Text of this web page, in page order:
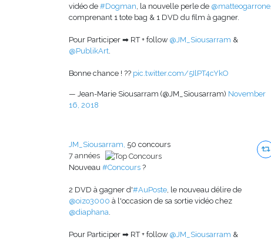
vidéo de #Dogman , la nouvelle perle de @matteogarrone
comprenant 1 tote bag & 1 DVD du film à gagner.
Pour Participer ➡ RT + follow @JM_Siousarram &
@PublikArt
Bonne chance ! ?? pic.twitter.com/5IlPT4cYkO
— Jean-Marie Siousarram (@JM_Siousarram) November
16, 2018
JM_Siousarram, 50 concours
7 années
Nouveau #Concours ?
2 DVD à gagner d'#AuPoste , le nouveau délire de
@oizo3000 à l'occasion de sa sortie vidéo chez
@diaphana
Pour Participer ➡ RT + follow @JM_Siousarram &